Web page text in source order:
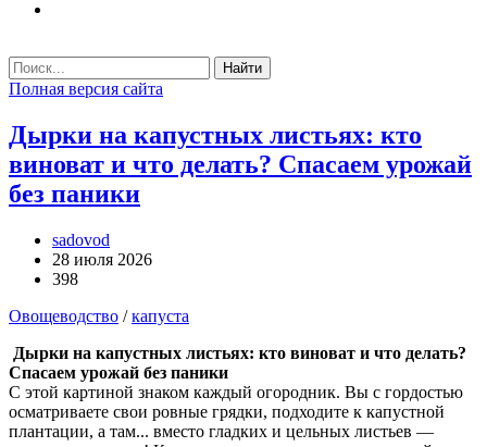
Найти
Полная версия сайта
Дырки на капустных листьях: кто
виноват и что делать? Спасаем урожай
без паники
sadovod
28 июля 2026
398
Овощеводство /капуста
Дырки на капустных листьях: кто виноват и что делать?
Спасаем урожай без паники
С этой картиной знаком каждый огородник. Вы с гордостью
осматриваете свои ровные грядки, подходите к капустной
плантации, а там... вместо гладких и цельных листьев —